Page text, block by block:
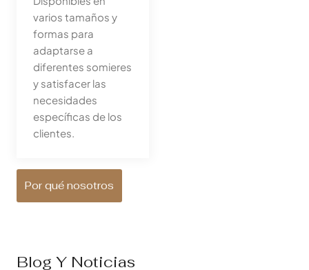
varios tamaños y
formas para
adaptarse a
diferentes somieres
y satisfacer las
necesidades
específicas de los
clientes.
Por qué nosotros
Blog Y Noticias